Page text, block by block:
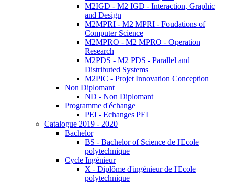
M2IGD - M2 IGD - Interaction, Graphic
and Design
M2MPRI - M2 MPRI - Foudations of
Computer Science
M2MPRO - M2 MPRO - Operation
Research
M2PDS - M2 PDS - Parallel and
Distributed Systems
M2PIC - Projet Innovation Conception
Non Diplomant
ND - Non Diplomant
Programme d'échange
PEI - Echanges PEI
Catalogue 2019 - 2020
Bachelor
BS - Bachelor of Science de l'Ecole
polytechnique
Cycle Ingénieur
X - Diplôme d'ingénieur de l'Ecole
polytechnique